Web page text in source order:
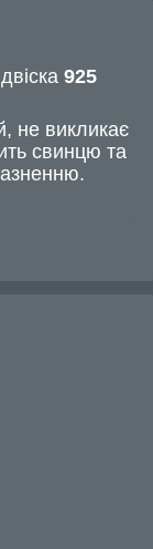
925
не викликає
свинцю та